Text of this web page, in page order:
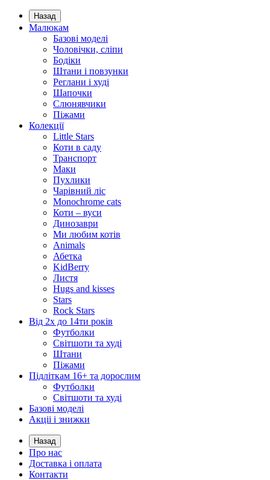
Назад
Малюкам
Базові моделі
Чоловічки, сліпи
Бодіки
Штани і повзунки
Реглани і худі
Шапочки
Слюнявчики
Піжами
Колекції
Little Stars
Коти в саду
Транспорт
Маки
Пухлики
Чарівний ліс
Monochrome cats
Коти – вуси
Динозаври
Ми любим котів
Animals
Абетка
KidBerry
Листя
Hugs and kisses
Stars
Rock Stars
Від 2х до 14ти років
Футболки
Світшоти та худі
Штани
Піжами
Підліткам 16+ та дорослим
Футболки
Світшоти та худі
Базові моделі
Акціі і знижки
Назад
Про нас
Доставка і оплата
Контакти